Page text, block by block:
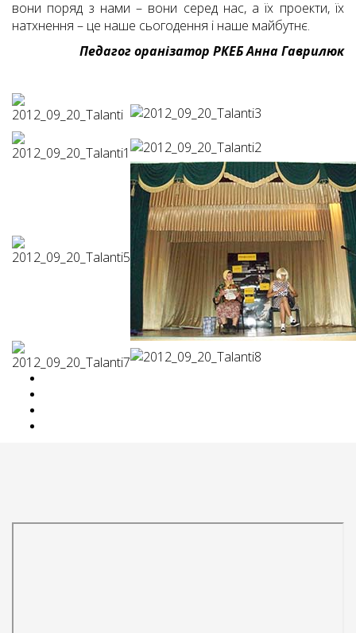
вони поряд з нами – вони серед нас, а їх проекти, їх
натхнення – це наше сьогодення і наше майбутнє.
Педагог оранізатор РКЕБ Анна Гаврилюк